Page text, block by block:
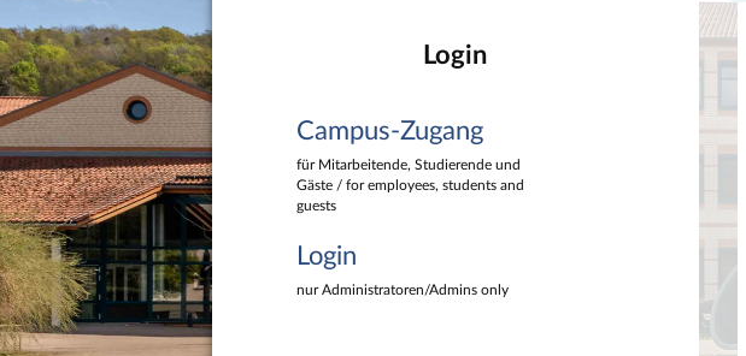
Login
Campus-Zugang
für Mitarbeitende, Studierende und
Gäste / for employees, students and
guests
Login
nur Administratoren/Admins only